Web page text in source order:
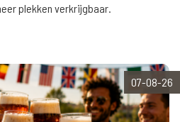
plekken verkrijgbaar.
07-08-26